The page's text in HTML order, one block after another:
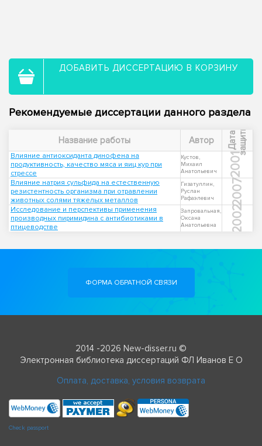
ДОБАВИТЬ ДИССЕРТАЦИЮ В КОРЗИНУ
Рекомендуемые диссертации данного раздела
Название работы Автор Д
а
т
а
з
а
щ
и
т ы
Влияние антиоксиданта динофена на
продуктивность, качество мяса и яиц кур при
стрессе
Кустов,
Михаил
Анатольевич
2001
Влияние натрия сульфида на естественную
резистентность организма при отравлении
животных солями тяжелых металлов
Гизатуллин,
Руслан
Рафаэлевич
2007
Исследование и перспективы применения
производных пиримидина с антибиотиками в
птицеводстве
Запровальная,
Оксана
Анатольевна
2002
ФОРМА ОБРАТНОЙ СВЯЗИ
2014 -2026 New-disser.ru ©
Электронная библиотека диссертаций ФЛ Иванов Е О
Оплата, доставка, условия возврата
Check passport